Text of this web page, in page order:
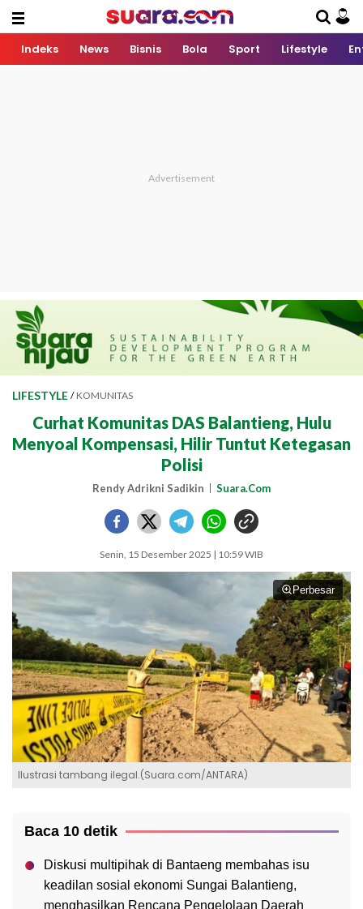
Indeks News Bisnis Bola Sport Lifestyle
LIFESTYLE / KOMUNITAS
Curhat Komunitas DAS Balantieng, Hulu
Menyoal Kompensasi, Hilir Tuntut Ketegasan
Polisi
Rendy Adrikni Sadikin Suara.Com
Senin, 15 Desember 2025 | 10:59 WIB
Perbesar
Ilustrasi tambang ilegal.(Suara.com/ANTARA)
Baca 10 detik
Diskusi multipihak di Bantaeng membahas isu
keadilan sosial ekonomi Sungai Balantieng,
menghasilkan Rencana Pengelolaan Daerah